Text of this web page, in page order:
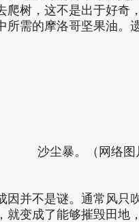
爬树，这不是出于好奇
所需的摩洛哥坚果油。
沙尘暴。（网络图
因并不是谜。通常风只
就变成了能够摧毁田地